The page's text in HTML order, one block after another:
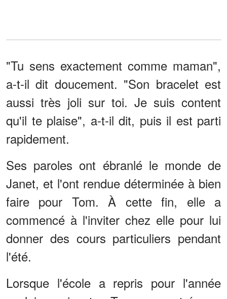
"Tu sens exactement comme maman",
a-t-il dit doucement. "Son bracelet est
aussi très joli sur toi. Je suis content
qu'il te plaise", a-t-il dit, puis il est parti
rapidement.
Ses paroles ont ébranlé le monde de
Janet, et l'ont rendue déterminée à bien
faire pour Tom. À cette fin, elle a
commencé à l'inviter chez elle pour lui
donner des cours particuliers pendant
l'été.
Lorsque l'école a repris pour l'année